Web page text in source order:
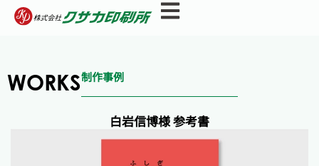
キWORKS制作事例
白岩信博様 参考書